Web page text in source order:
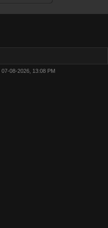
07-08-2026, 13:08 PM